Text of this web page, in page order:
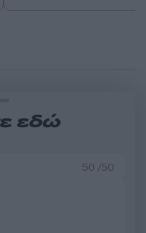
εδώ
50 /50